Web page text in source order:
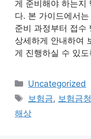
게 준비해야 하는지
다. 본 가이드에서
준비 과정부터 접수
상세하게 안내하여
게 진행하실 수 있
카
테
리
Uncategorized
태
그
보험금, 보험금
해상